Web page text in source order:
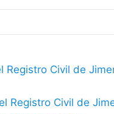
Registro Civil de
Registro Civil de